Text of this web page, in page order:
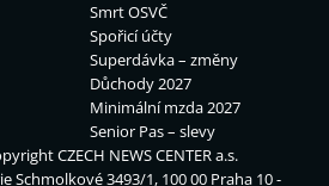
Smrt OSVČ
Spořicí účty
Superdávka – změny
Důchody 2027
Minimální mzda 2027
Senior Pas – slevy
CZECH NEWS CENTER a.s.
Schmolkové 3493/1, 100 00 Praha 10 -